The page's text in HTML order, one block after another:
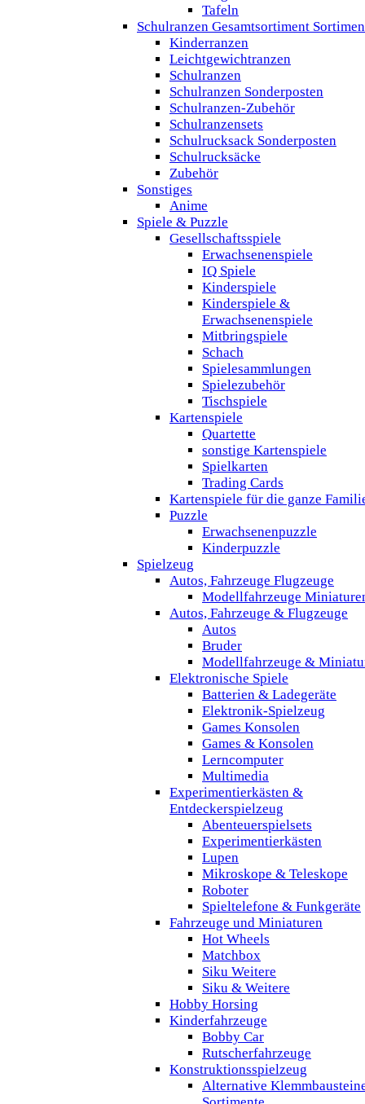
Tafeln
Schulranzen Gesamtsortiment
Kinderranzen
Leichtgewichtranzen
Schulranzen
Schulranzen Sonderposten
Schulranzen-Zubehör
Schulranzensets
Schulrucksack Sonderposten
Schulrucksäcke
Zubehör
Sonstiges
Anime
Spiele & Puzzle
Gesellschaftsspiele
Erwachsenenspiele
IQ Spiele
Kinderspiele
Kinderspiele &
Erwachsenenspiele
Mitbringspiele
Schach
Spielesammlungen
Spielezubehör
Tischspiele
Kartenspiele
Quartette
sonstige Kartenspiele
Spielkarten
Trading Cards
Kartenspiele für die ganze
Puzzle
Erwachsenenpuzzle
Kinderpuzzle
Spielzeug
Autos, Fahrzeuge Flugzeuge
Modellfahrzeuge
Autos, Fahrzeuge & Flugzeuge
Autos
Bruder
Modellfahrzeuge &
Elektronische Spiele
Batterien & Ladegeräte
Elektronik-Spielzeug
Games Konsolen
Games & Konsolen
Lerncomputer
Multimedia
Experimentierkästen &
Entdeckerspielzeug
Abenteuerspielsets
Experimentierkästen
Lupen
Mikroskope & Teleskope
Roboter
Spieltelefone & Funkgeräte
Fahrzeuge und Miniaturen
Hot Wheels
Matchbox
Siku Weitere
Siku & Weitere
Hobby Horsing
Kinderfahrzeuge
Bobby Car
Rutscherfahrzeuge
Konstruktionsspielzeug
Alternative